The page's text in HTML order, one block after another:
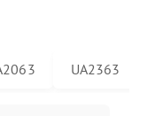
UA2363